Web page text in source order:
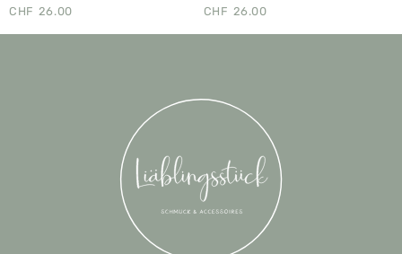
CHF 26.00 CHF 26.00